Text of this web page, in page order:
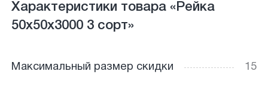
Характеристики товара «Рейка
50х50х3000 3 сорт»
Максимальный размер скидки 15